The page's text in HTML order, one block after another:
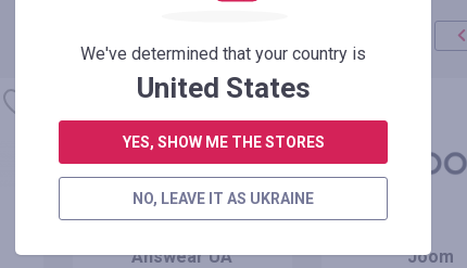
Answear UA Joom
We've determined that your country is
United States
YES, SHOW ME THE STORES
NO, LEAVE IT AS UKRAINE